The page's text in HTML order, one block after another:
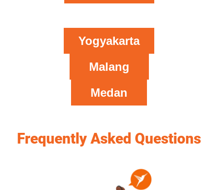
Yogyakarta
Malang
Medan
Frequently Asked Questions